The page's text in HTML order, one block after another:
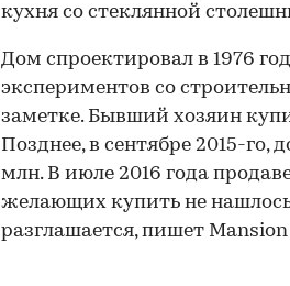
кухня со стеклянной
Дом спроектировал в 1976
экспериментов со
заметке. Бывший хозяин
Позднее, в сентябре 2015-го,
млн. В июле 2016 года
желающих купить не
разглашается, пишет Mansion